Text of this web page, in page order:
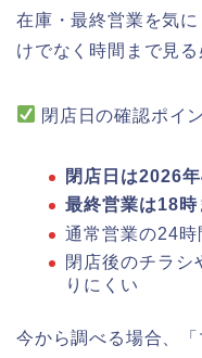
在庫・最終営業を気
けでなく時間まで見る
閉店日の確認ポイ
閉店日は2026
最終営業は18時
通常営業の24時
閉店後のチラシ
りにくい
今から調べる場合、